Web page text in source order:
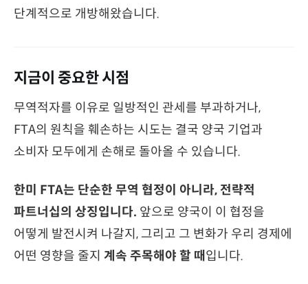
단계적으로 개방해왔습니다.
지금이 중요한 시점
무역적자를 이유로 일방적인 관세를 부과하거나,
FTA의 원칙을 훼손하는 시도는 결국 양국 기업과
소비자 모두에게 손해로 돌아올 수 있습니다.
한미 FTA는 단순한 무역 협정이 아니라, 전략적
파트너십의 상징입니다. 앞으로 양국이 이 협정을
어떻게 발전시켜 나갈지, 그리고 그 변화가 우리 경제에
어떤 영향을 줄지 계속 주목해야 할 때 입니다.